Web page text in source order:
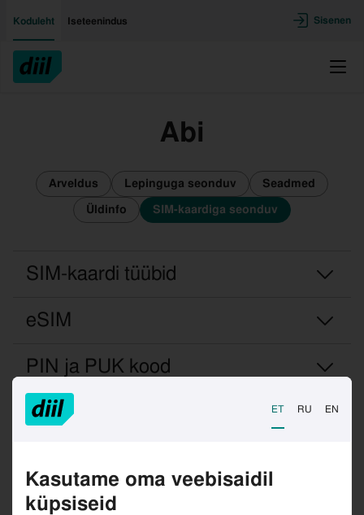
ET RU EN
Kasutame oma veebisaidil
küpsiseid
Koduleht
Iseteenindus Sisenen
Abi
Arveldus Lepinguga seonduv Seadmed
Üldinfo SIM-kaardiga seonduv
SIM-kaardi tüübid
eSIM
PIN ja PUK kood
SIM-kaardi toimingud kadumise
Mobiil-ID teenuse tellimine